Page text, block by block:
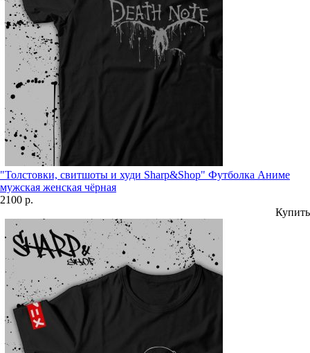
"Толстовки, свитшоты и худи Sharp&Shop" Футболка Аниме
мужская женская чёрная
2100 р.
Купить